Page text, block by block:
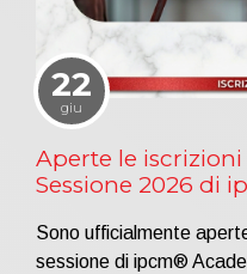
22
giu
Aperte le iscrizioni
Sessione 2026 di
Sono ufficialmente
sessione di ipcm®